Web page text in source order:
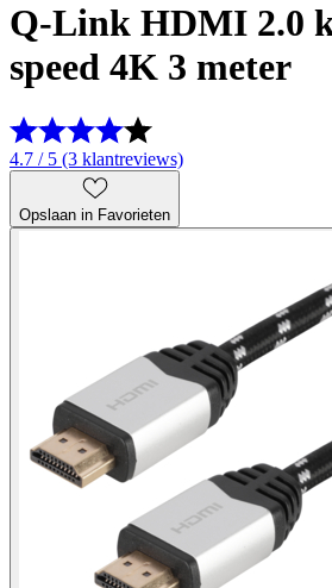
Q-Link HDMI 2.0
speed 4K 3 meter
4.7 / 5 (3 klantreviews)
Opslaan in Favorieten